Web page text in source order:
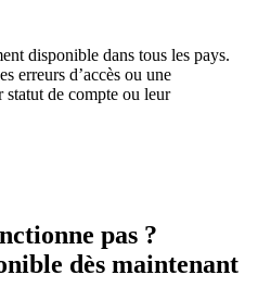
disponible dans tous les pays.
erreurs d’accès ou une
de compte ou leur
pas ?
dès maintenant